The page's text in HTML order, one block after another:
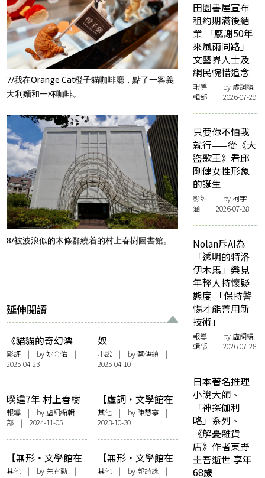
7/我在Orange Cat橙子貓咖啡廳，點了一客義
大利麵和一杯咖啡。
8/被波浪似的木條群繞着的村上春樹圖書館。
延伸閱讀
《貓貓的奇幻漂
流》：蛇鷲為何消
失不見？
影評 | by 姚金佑 |
2025-04-23
奴
小說| by 蔡傳鎮 |
2025-04-10
暌違7年 村上春樹
長編新作《城與不
確定的牆》繁體中
文版即將出版 由
「村上御用譯者」
賴明珠操刀
報導 | by 虛詞編輯
部 | 2024-11-05
【虛詞・文學館在
他方】馬華文學館
的文化樞紐作用
其他| by 陳慧寧|
2023-10-30
【無形・文學館在
他方】寫字人視角
其他 | by 朱宥勳 |
【無形・文學館在
他方】文學館與文
其他| by郭詩詠|
田園書屋宣布
租約期滿後結
業 「感謝50年
來風雨同路」
文藝界人士及
網民惋惜追念
報導 | by 虛詞編
輯部 | 2026-07-29
只要你不怕我
就行——從《大
盜歌王》看邱
剛健女性形象
的誕生
影評 | by 柯宇
涵 | 2026-07-28
Nolan斥AI為
「透明的特洛
伊木馬」樂見
年輕人持懷疑
態度 「保持警
惕才能善用新
技術」
報導 | by 虛詞編
輯部 | 2026-07-28
日本著名推理
小說大師、
「神探伽利
略」系列、
《解憂雜貨
店》作者東野
圭吾逝世 享年
68歲